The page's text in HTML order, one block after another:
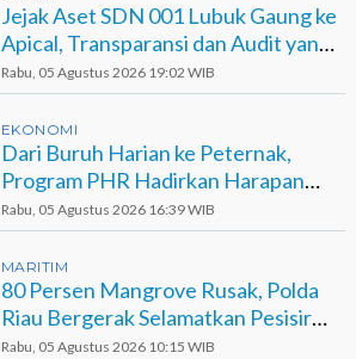
Jejak Aset SDN 001 Lubuk Gaung ke
Apical, Transparansi dan Audit yang
Belum Terjawab
Rabu, 05 Agustus 2026 19:02 WIB
EKONOMI
Dari Buruh Harian ke Peternak,
Program PHR Hadirkan Harapan
Baru bagi Suku Sakai
Rabu, 05 Agustus 2026 16:39 WIB
MARITIM
80 Persen Mangrove Rusak, Polda
Riau Bergerak Selamatkan Pesisir
Sinaboi
Rabu, 05 Agustus 2026 10:15 WIB